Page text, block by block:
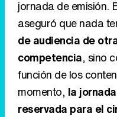
jornada de emisión.
aseguró que nada
de audiencia de
competencia, sino
función de los
momento, la
reservada para el